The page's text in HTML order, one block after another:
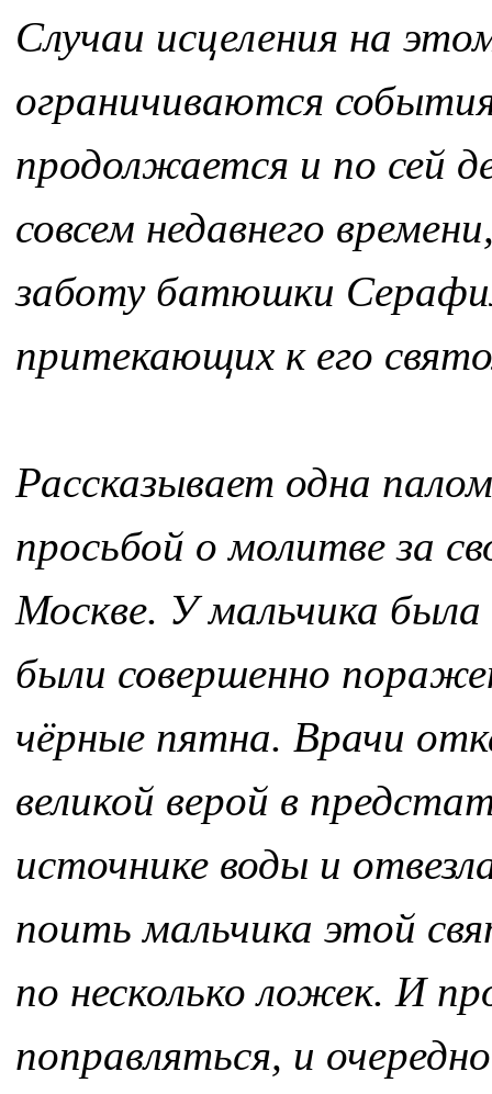
Случаи исцеления на
ограничиваются
продолжается и по сей
совсем недавнего
заботу батюшки
притекающих к его
Рассказывает одна
просьбой о молитве за
Москве. У мальчика
были совершенно
чёрные пятна. Врачи
великой верой в
источнике воды и
поить мальчика этой
по несколько ложек. И
поправляться, и